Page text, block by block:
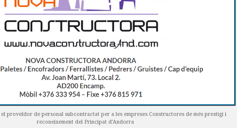
proveïdor de personal subcontractat per a les empreses Constructores de més prestigi i
reconeixement del Principat d’Andorra